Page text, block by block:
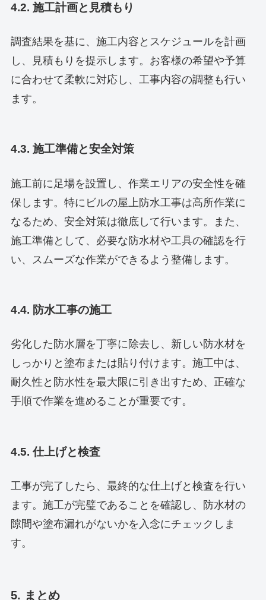
4.2. 施工計画と見積もり
調査結果を基に、施工内容とスケジュールを計画
し、見積もりを提示します。お客様の希望や予算
に合わせて柔軟に対応し、工事内容の調整も行い
ます。
4.3. 施工準備と安全対策
施工前に足場を設置し、作業エリアの安全性を確
保します。特にビルの屋上防水工事は高所作業に
なるため、安全対策は徹底して行います。また、
施工準備として、必要な防水材や工具の確認を行
い、スムーズな作業ができるよう整備します。
4.4. 防水工事の施工
劣化した防水層を丁寧に除去し、新しい防水材を
しっかりと塗布または貼り付けます。施工中は、
耐久性と防水性を最大限に引き出すため、正確な
手順で作業を進めることが重要です。
4.5. 仕上げと検査
工事が完了したら、最終的な仕上げと検査を行い
ます。施工が完璧であることを確認し、防水材の
隙間や塗布漏れがないかを入念にチェックしま
す。
5. まとめ